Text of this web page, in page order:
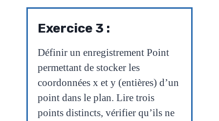
Exercice 3 :
Définir un enregistrement Point
permettant de stocker les
coordonnées x et y (entières) d’un
point dans le plan. Lire trois
points distincts, vérifier qu’ils ne